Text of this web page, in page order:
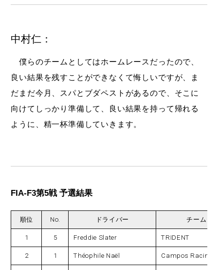
中村仁：
僕らのチームとしてはホームレースだったので、
良い結果を残すことができなくて悔しいですが、ま
だまだ今月、スパとブダペストがあるので、そこに
向けてしっかり準備して、良い結果を持って帰れる
ように、精一杯準備していきます。
FIA-F3第5戦 予選結果
順位 No. ドライバー チーム
1 5 Freddie Slater TRIDENT
2 1 Théophile Naël Campos Racing